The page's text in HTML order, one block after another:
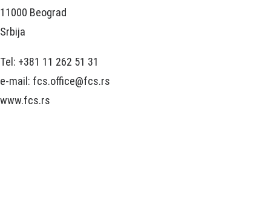
11000 Beograd
Srbija
Tel: +381 11 262 51 31
e-mail: fcs.office@fcs.rs
www.fcs.rs